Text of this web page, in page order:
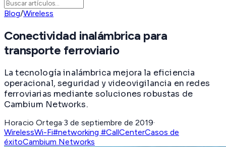
Blog/Wireless
Conectividad inalámbrica para
transporte ferroviario
La tecnología inalámbrica mejora la eficiencia
operacional, seguridad y videovigilancia en redes
ferroviarias mediante soluciones robustas de
Cambium Networks.
Horacio Ortega·3 de septiembre de 2019·
WirelessWi-Fi#networking #CallCenterCasos de
éxitoCambium Networks